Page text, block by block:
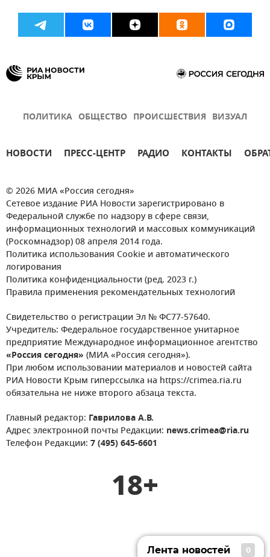
ПОЛИТИКА ОБЩЕСТВО ПРОИСШЕСТВИЯ ВИЗУАЛ
НОВОСТИ ПРЕСС-ЦЕНТР РАДИО КОНТАКТЫ
© 2026 МИА «Россия сегодня»
Сетевое издание РИА Новости зарегистрировано в
Федеральной службе по надзору в сфере связи,
информационных технологий и массовых коммуникаций
(Роскомнадзор) 08 апреля 2014 года.
Политика использования Cookie и автоматического
логирования
Политика конфиденциальности (ред. 2023 г.)
Правила применения рекомендательных технологий
Свидетельство о регистрации Эл № ФС77-57640.
Учредитель: Федеральное государственное унитарное
предприятие Международное информационное агентство
«Россия сегодня» (МИА «Россия сегодня»).
При любом использовании материалов и новостей сайта
РИА Новости Крым гиперссылка на https://crimea.ria.ru
обязательна не ниже второго абзаца текста.
Главный редактор: Гаврилова А.В.
Адрес электронной почты Редакции: news.crimea@ria.ru
Телефон Редакции: 7 (495) 645-6601
18+
Лента новостей 0